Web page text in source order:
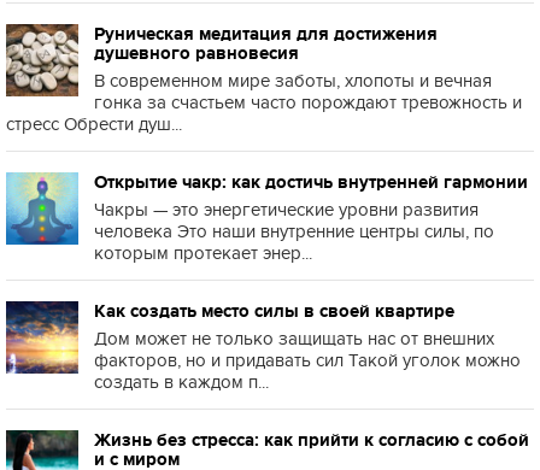
Руническая медитация для достижения
душевного равновесия
В современном мире заботы, хлопоты и вечная
гонка за счастьем часто порождают тревожность и
стресс Обрести душ...
Открытие чакр: как достичь внутренней гармонии
Чакры — это энергетические уровни развития
человека Это наши внутренние центры силы, по
которым протекает энер...
Как создать место силы в своей квартире
Дом может не только защищать нас от внешних
факторов, но и придавать сил Такой уголок можно
создать в каждом п...
Жизнь без стресса: как прийти к согласию с собой
и с миром